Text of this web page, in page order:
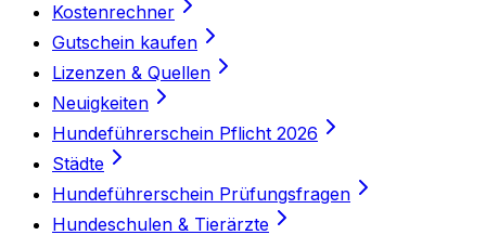
Kostenrechner
Gutschein kaufen
Lizenzen & Quellen
Neuigkeiten
Hundeführerschein Pflicht 2026
Städte
Hundeführerschein Prüfungsfragen
Hundeschulen & Tierärzte